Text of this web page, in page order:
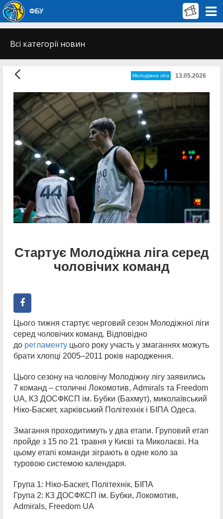
ФБУ
Всі категорії новин
Молодіжна ліга 13.05.2026
Cтартує Молодіжна ліга серед
чоловічих команд
Цього тижня стартує черговий сезон Молодіжної ліги
серед чоловічих команд. Відповідно
до регламенту цього року участь у змаганнях можуть
брати хлопці 2005–2011 років народження.
Цього сезону на чоловічу Молодіжну лігу заявились
7 команд – столичні Локомотив, Admirals та Freedom
UA, КЗ ДОСФКСП ім. Бубки (Бахмут), миколаївський
Ніко-Баскет, харківський Політехнік і БІПА Одеса.
Змагання проходитимуть у два етапи. Груповий етап
пройде з 15 по 21 травня у Києві та Миколаєві. На
цьому етапі команди зіграють в одне коло за
туровою системою календаря.
Група 1: Ніко-Баскет, Політехнік, БІПА
Група 2: КЗ ДОСФКСП ім. Бубки, Локомотив,
Admirals, Freedom UA